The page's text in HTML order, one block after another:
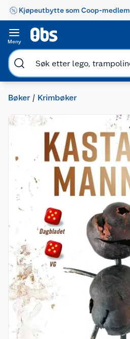
Kjøpeutbytte som Coop-medlem
Meny
Bøker Krimbøker